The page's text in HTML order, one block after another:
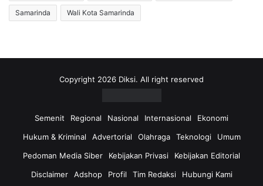
Samarinda Wali Kota Samarinda
Copyright 2026 Diksi. All right reserved
Semenit Regional Nasional Internasional
Ekonomi
Hukum & Kriminal
Advertorial Olahraga Teknologi
Umum
Pedoman Media Siber
Kebijakan Privasi
Kebijakan Editorial
Disclaimer
Adshop Profil Tim Redaksi Hubungi Kami